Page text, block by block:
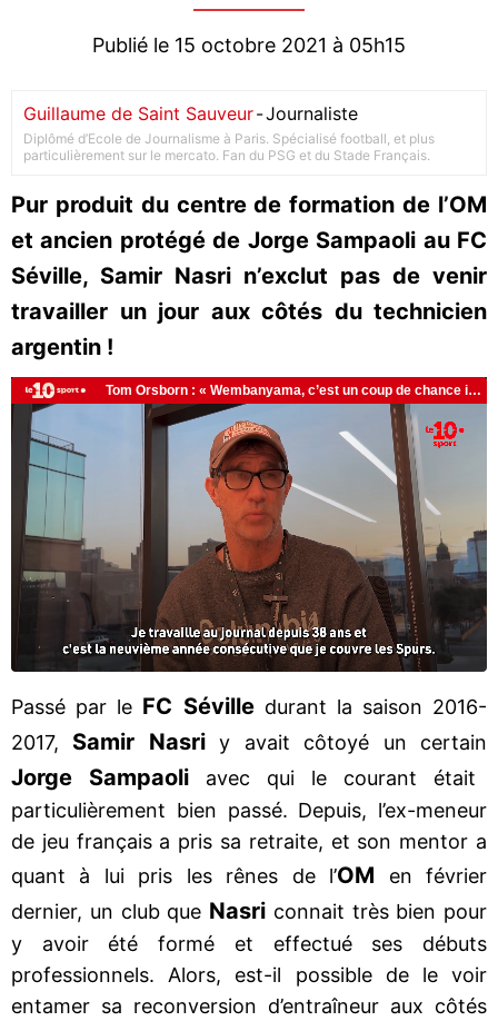
Publié le 15 octobre 2021 à 05h15
Guillaume de Saint Sauveur-Journaliste
Diplômé d’Ecole de Journalisme à Paris. Spécialisé football, et plus
particulièrement sur le mercato. Fan du PSG et du Stade Français.
Pur produit du centre de formation de l’OM
et ancien protégé de Jorge Sampaoli au FC
Séville, Samir Nasri n’exclut pas de venir
travailler un jour aux côtés du technicien
argentin !
Passé par le FC Sévilledurant la saison 2016-
2017, Samir Nasriy avait côtoyé un certain
Jorge Sampaoli avec qui le courant était
particulièrement bien passé. Depuis, l’ex-meneur
de jeu français a pris sa retraite, et son mentor a
quant à lui pris les rênes de l’OM en février
dernier, un club que Nasri connait très bien pour
y avoir été formé et effectué ses débuts
professionnels. Alors, est-il possible de le voir
entamer sa reconversion d’entraîneur aux côtés